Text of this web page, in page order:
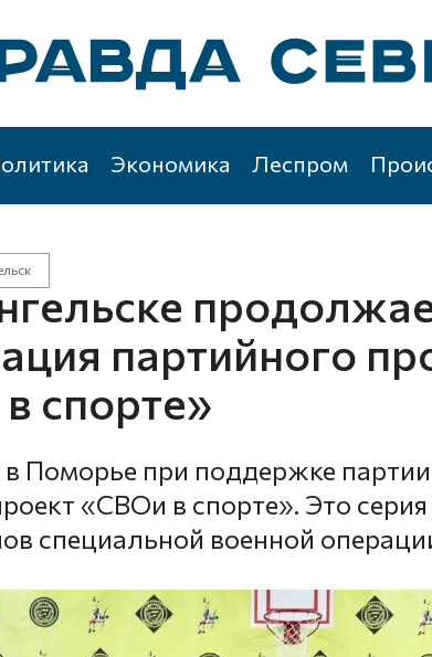
Экономика Леспром
партийного
спорте»
в Поморье при поддержке
«СВОи в спорте». Это
специальной военной